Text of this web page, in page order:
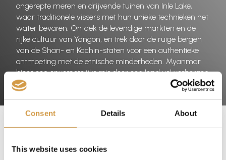
Consent Details About
This website uses cookies
ongerepte meren en drijvende tuinen van Inle Lake,
waar traditionele vissers met hun unieke technieken het
water bevaren. Ontdek de levendige markten en de
rijke cultuur van Yangon, en trek door de ruige bergen
van de Shan- en Kachin-staten voor een authentieke
ontmoeting met de etnische minderheden. Myanmar
biedt een onvergetelijke reis door een land vol verborgen
schatten en ongerepte schoonheid.
Filter reizen: